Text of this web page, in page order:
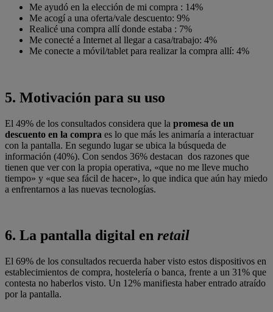
Me ayudó en la elección de mi compra : 14%
Me acogí a una oferta/vale descuento: 9%
Realicé una compra allí donde estaba : 7%
Me conecté a Internet al llegar a casa/trabajo: 4%
Me conecte a móvil/tablet para realizar la compra allí: 4%
5. Motivación para su uso
El 49% de los consultados considera que la promesa de un
descuento en la compra es lo que más les animaría a interactuar
con la pantalla. En segundo lugar se ubica la búsqueda de
información (40%). Con sendos 36% destacan dos razones que
tienen que ver con la propia operativa, «que no me lleve mucho
tiempo» y «que sea fácil de hacer», lo que indica que aún hay miedo
a enfrentarnos a las nuevas tecnologías.
6. La pantalla digital en retail
El 69% de los consultados recuerda haber visto estos dispositivos en
establecimientos de compra, hostelería o banca, frente a un 31% que
contesta no haberlos visto. Un 12% manifiesta haber entrado atraído
por la pantalla.